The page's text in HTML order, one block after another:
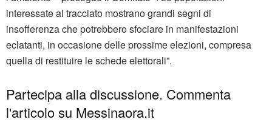
interessate al tracciato mostrano grandi segni di
insofferenza che potrebbero sfociare in manifestazioni
eclatanti, in occasione delle prossime elezioni, compresa
quella di restituire le schede elettorali”.
Partecipa alla discussione. Commenta
l'articolo su Messinaora.it